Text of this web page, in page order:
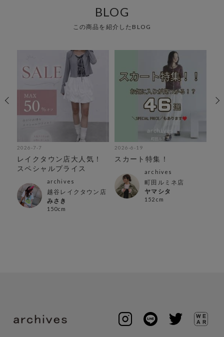
BLOG
この商品を紹介したBLOG
2026-7-7
レイクタウン店大人気！
スペシャルプライス
archives
越谷レイクタウン店
みさき
150cm
2026-6-19
スカート特集！
archives
町田ルミネ店
ヤマシタ
152cm